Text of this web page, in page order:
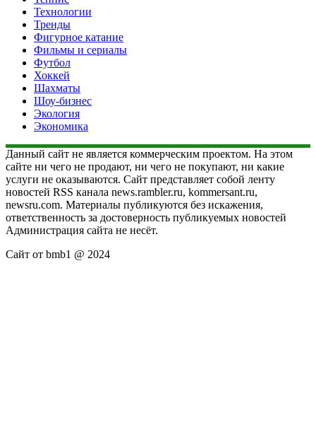
Технологии
Тренды
Фигурное катание
Фильмы и сериалы
Футбол
Хоккей
Шахматы
Шоу-бизнес
Экология
Экономика
Данный сайт не является коммерческим проектом. На этом
сайте ни чего не продают, ни чего не покупают, ни какие
услуги не оказываются. Сайт представляет собой ленту
новостей RSS канала news.rambler.ru, kommersant.ru,
newsru.com. Материалы публикуются без искажения,
ответственность за достоверность публикуемых новостей
Администрация сайта не несёт.
Сайт от bmb1 @ 2024